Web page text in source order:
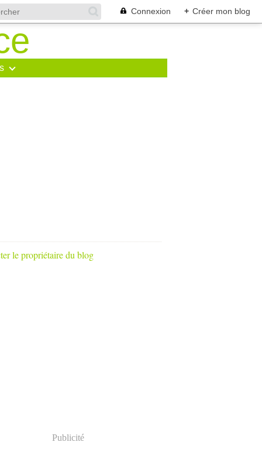
Connexion + Créer mon blog
le propriétaire du blog
Publicité